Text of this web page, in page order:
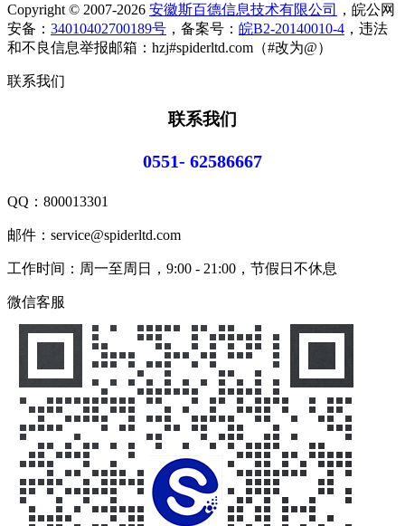
Copyright © 2007-2026 安徽斯百德信息技术有限公司
，皖公网
安备： 34010402700189号 ，备案号： 皖B2-20140010-4 ，违法
和不良信息举报邮箱：hzj#spiderltd.com（#改为@）
联系我们
联系我们
0551- 62586667
QQ： 800013301
邮件：service@spiderltd.com
工作时间：周一至周日，9:00 - 21:00，节假日不休息
微信客服